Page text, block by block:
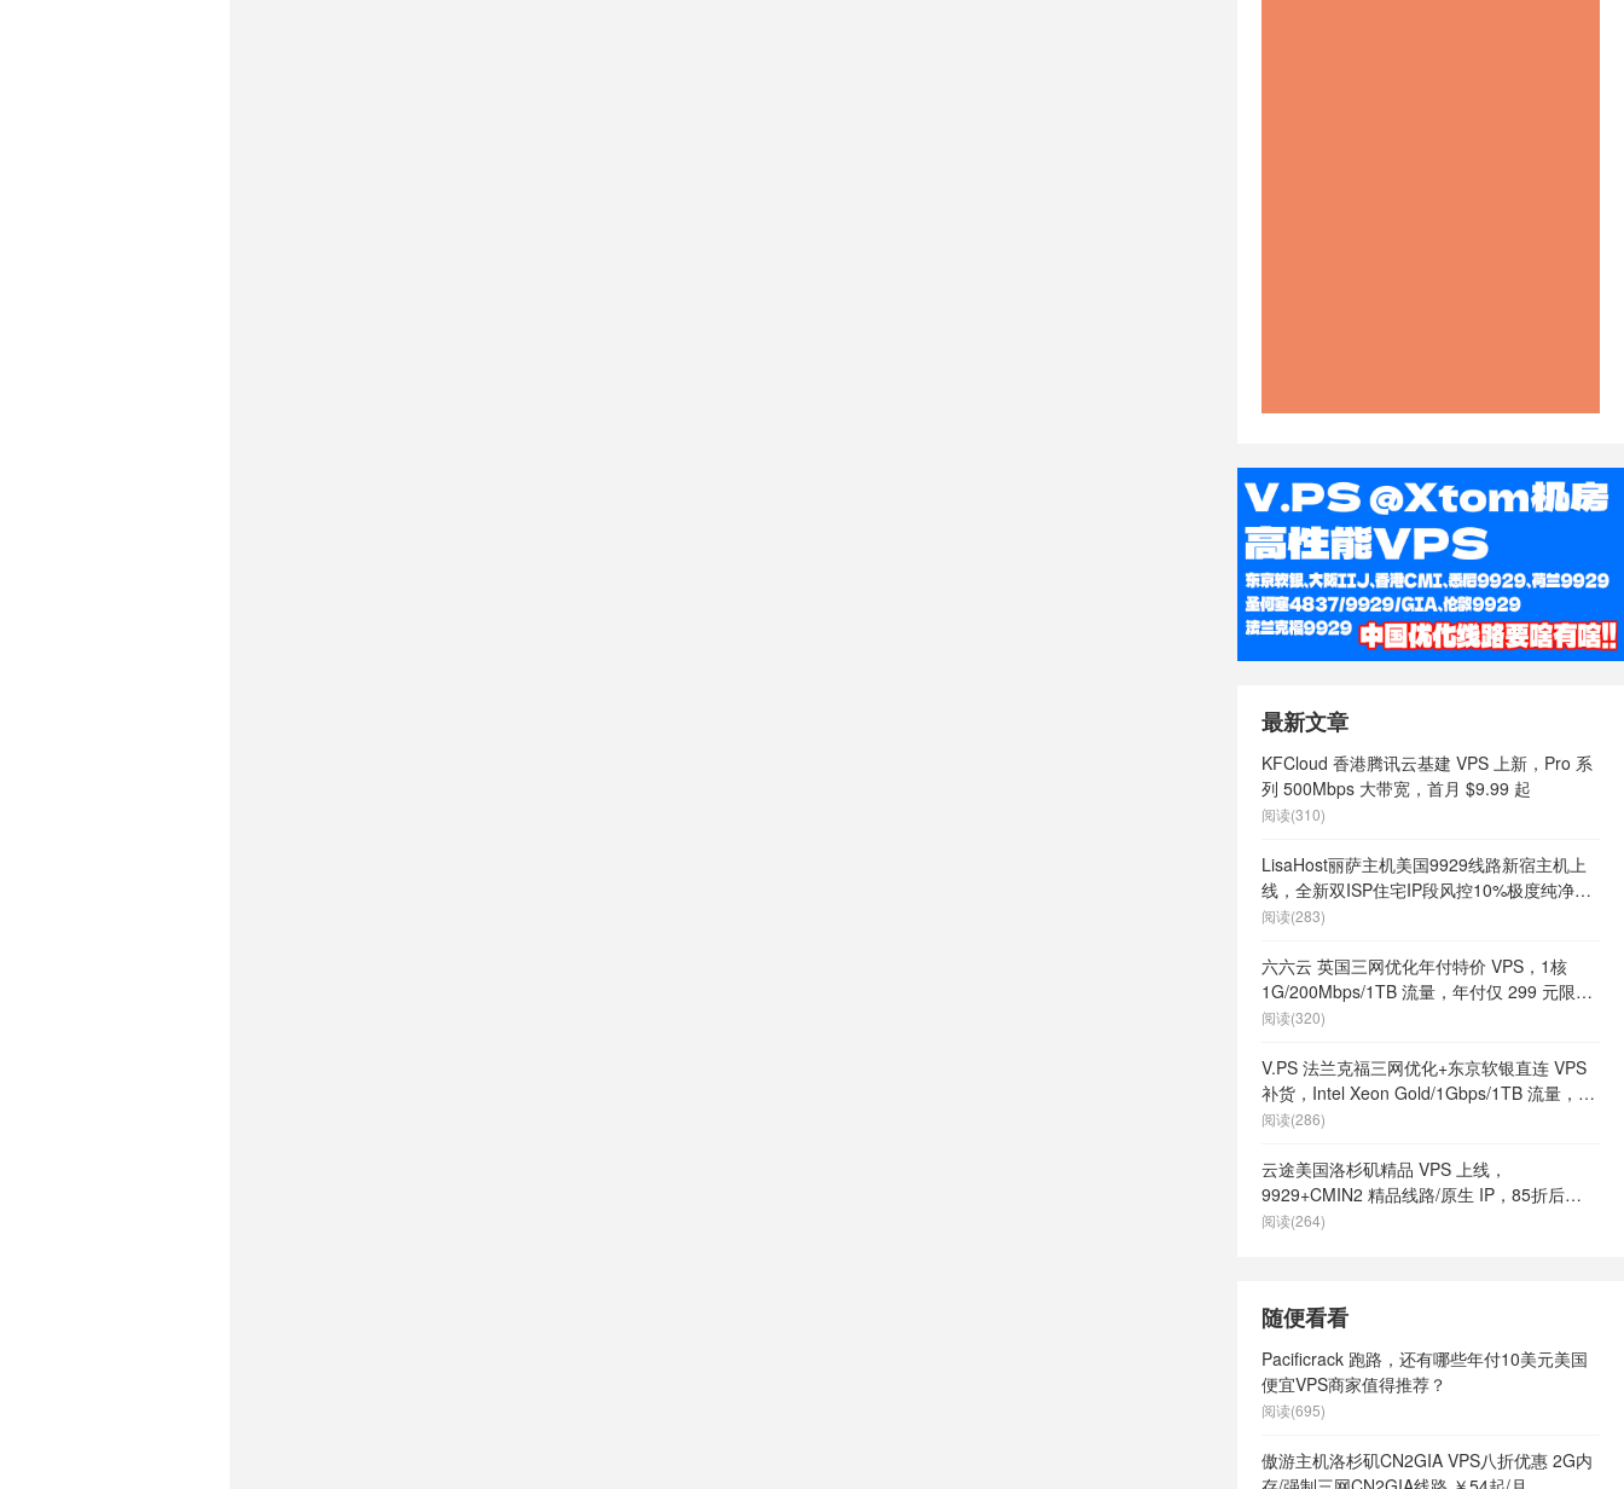
最新文章
KFCloud 香港腾讯云基建 VPS 上新，Pro 系
列 500Mbps 大带宽，首月 $9.99 起
阅读(310)
LisaHost丽萨主机美国9929线路新宿主机上
线，全新双ISP住宅IP段风控10%极度纯净，
月付68元起
阅读(283)
六六云 英国三网优化年付特价 VPS，1核
1G/200Mbps/1TB 流量，年付仅 299 元限量
66 个
阅读(320)
V.PS 法兰克福三网优化+东京软银直连 VPS
补货，Intel Xeon Gold/1Gbps/1TB 流量，月
付 €6.95 起
阅读(286)
云途美国洛杉矶精品 VPS 上线，
9929+CMIN2 精品线路/原生 IP，85折后
¥18.7/月起
阅读(264)
随便看看
Pacificrack 跑路，还有哪些年付10美元美国
便宜VPS商家值得推荐？
阅读(695)
傲游主机洛杉矶CN2GIA VPS八折优惠 2G内